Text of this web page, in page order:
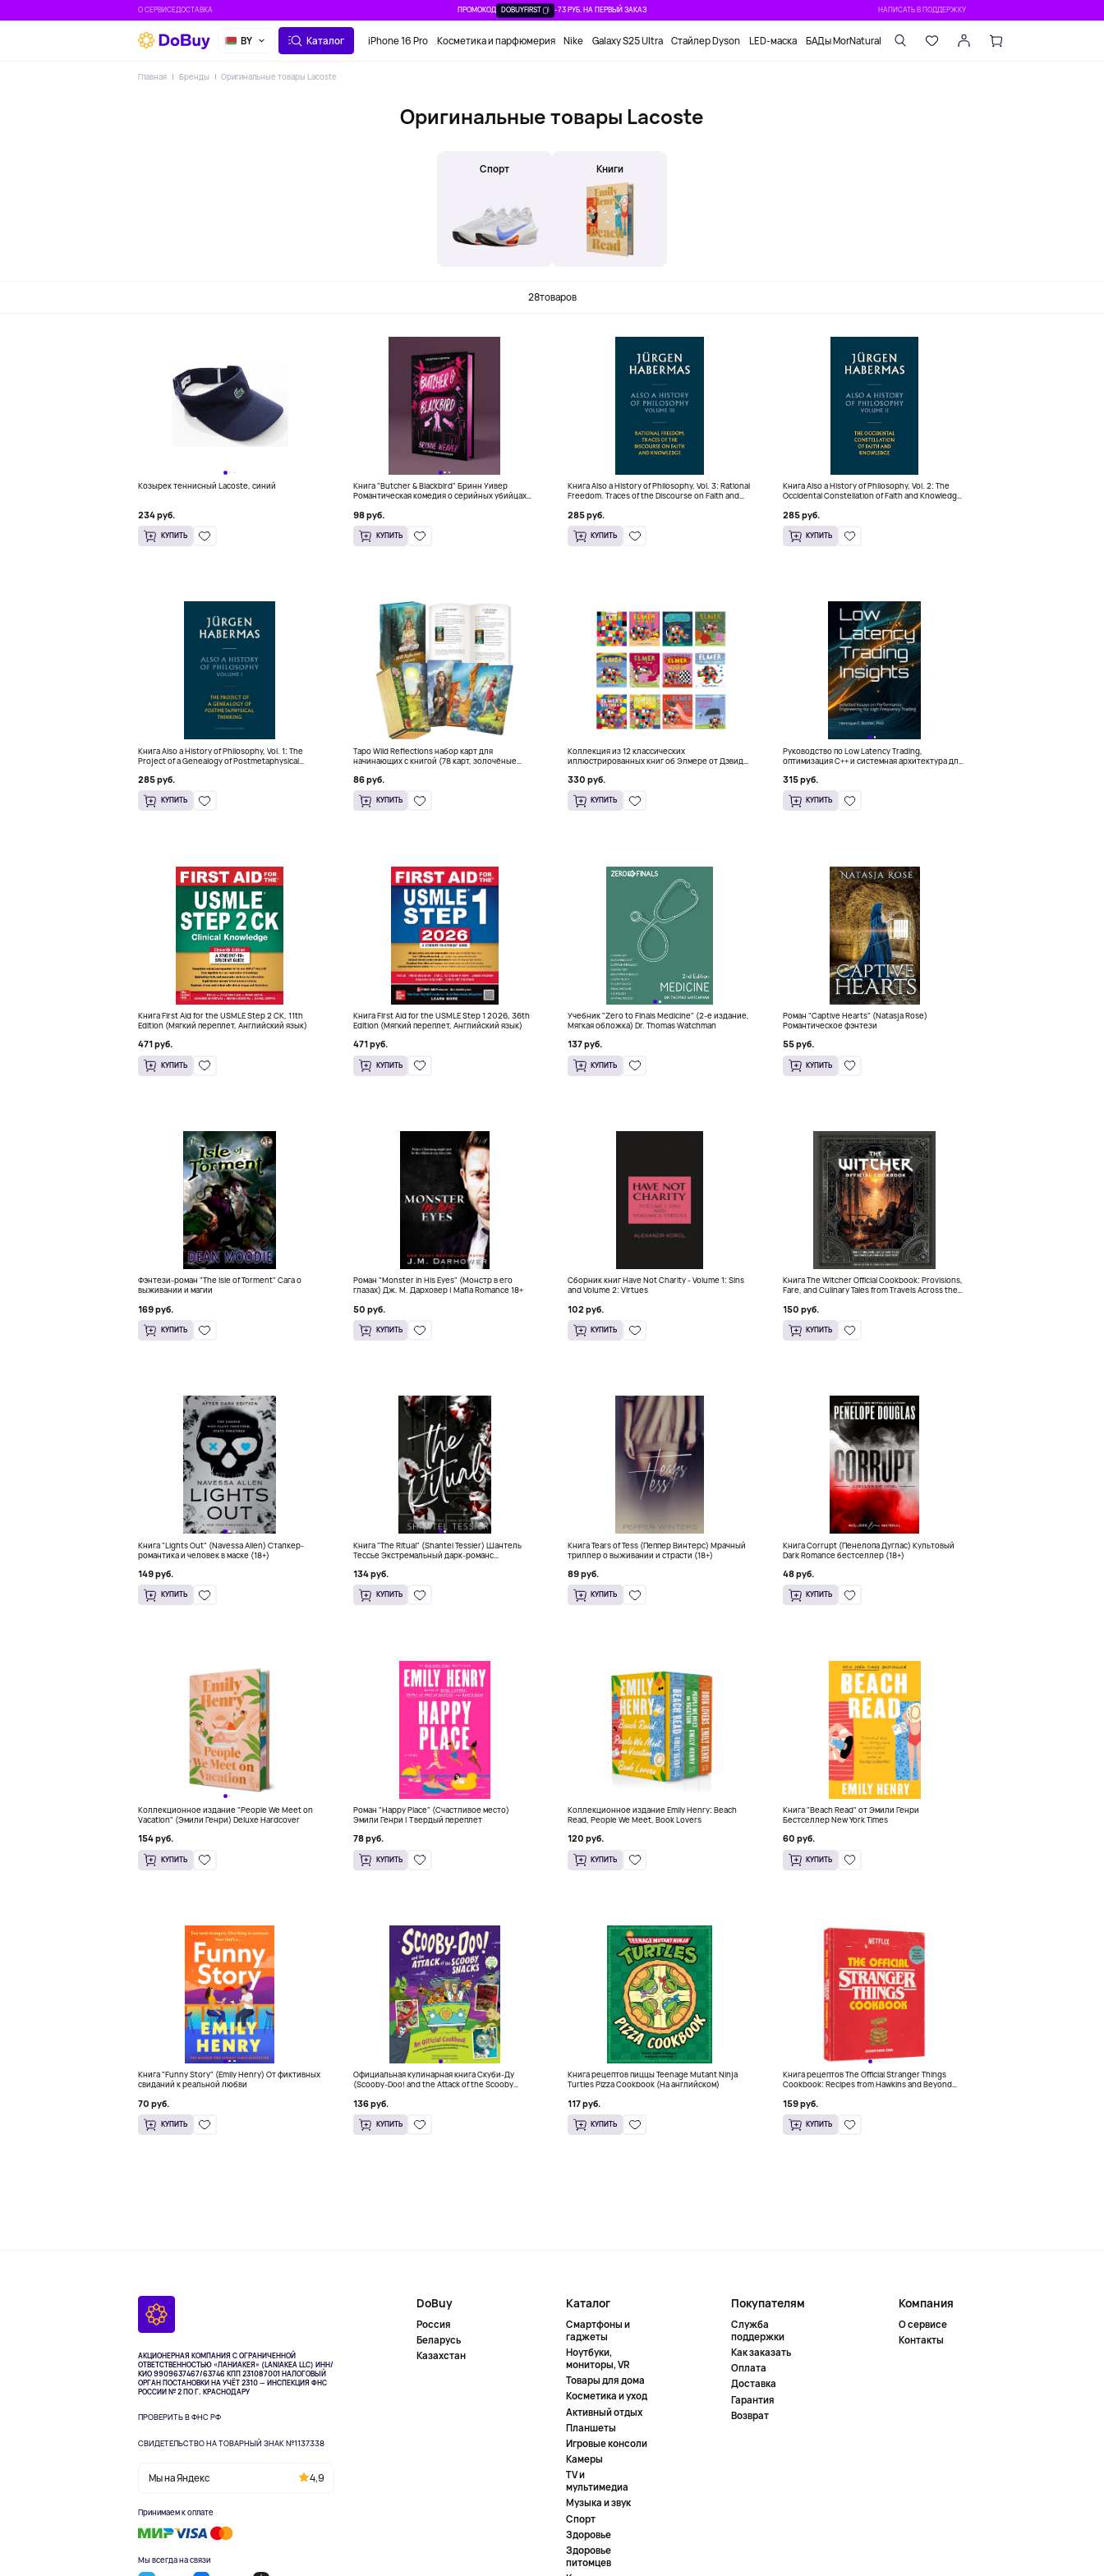
О СЕРВИСЕДОСТАВКА ПРОМОКОД DOBUYFIRST -73 РУБ. НА ПЕРВЫЙ ЗАКАЗ НАПИСАТЬ В ПОДДЕРЖКУ
BY Каталог iPhone 16 Pro Косметика и парфюмерия Nike Galaxy S25 Ultra Стайлер Dyson LED-маска БАДы MorNatural
Главная Бренды Оригинальные товары Lacoste
Оригинальные товары Lacoste
Спорт Книги
28товаров
Козырек теннисный Lacoste, синий
234 руб.
КУПИТЬ
Книга "Butcher & Blackbird" Бринн Уивер
Романтическая комедия о серийных убийцах
98 руб.
КУПИТЬ
Книга Also a History of Philosophy, Vol. 3: Rational
Freedom. Traces of the Discourse on Faith and
285 руб.
КУПИТЬ
Книга Also a History of Philosophy, Vol. 2: The
Occidental Constellation of Faith and Knowledge
285 руб.
КУПИТЬ
Книга Also a History of Philosophy, Vol. 1: The
Project of a Genealogy of Postmetaphysical
285 руб.
КУПИТЬ
Таро Wild Reflections набор карт для
начинающих с книгой (78 карт, золочёные
86 руб.
КУПИТЬ
Коллекция из 12 классических
иллюстрированных книг об Элмере от Дэвида
330 руб.
КУПИТЬ
Руководство по Low Latency Trading,
оптимизация C++ и системная архитектура для
315 руб.
КУПИТЬ
Книга First Aid for the USMLE Step 2 CK, 11th
Edition (Мягкий переплет, Английский язык)
471 руб.
КУПИТЬ
Книга First Aid for the USMLE Step 1 2026, 36th
Edition (Мягкий переплет, Английский язык)
471 руб.
КУПИТЬ
Учебник "Zero to Finals Medicine" (2-е издание,
Мягкая обложка) Dr. Thomas Watchman
137 руб.
КУПИТЬ
Роман "Captive Hearts" (Natasja Rose)
Романтическое фэнтези
55 руб.
КУПИТЬ
Фэнтези-роман "The Isle of Torment" Сага о
выживании и магии
169 руб.
КУПИТЬ
Роман "Monster in His Eyes" (Монстр в его
глазах) Дж. М. Дарховер | Mafia Romance 18+
50 руб.
КУПИТЬ
Сборник книг Have Not Charity - Volume 1: Sins
and Volume 2: Virtues
102 руб.
КУПИТЬ
Книга The Witcher Official Cookbook: Provisions,
Fare, and Culinary Tales from Travels Across the
150 руб.
КУПИТЬ
Книга "Lights Out" (Navessa Allen) Сталкер-
романтика и человек в маске (18+)
149 руб.
КУПИТЬ
Книга "The Ritual" (Shantel Tessier) Шантель
Тессье Экстремальный дарк-романс
134 руб.
КУПИТЬ
Книга Tears of Tess (Пеппер Винтерс) Мрачный
триллер о выживании и страсти (18+)
89 руб.
КУПИТЬ
Книга Corrupt (Пенелопа Дуглас) Культовый
Dark Romance бестселлер (18+)
48 руб.
КУПИТЬ
Коллекционное издание "People We Meet on
Vacation" (Эмили Генри) Deluxe Hardcover
154 руб.
КУПИТЬ
Роман "Happy Place" (Счастливое место)
Эмили Генри | Твердый переплет
78 руб.
КУПИТЬ
Коллекционное издание Emily Henry: Beach
Read, People We Meet, Book Lovers
120 руб.
КУПИТЬ
Книга "Beach Read" от Эмили Генри
Бестселлер New York Times
60 руб.
КУПИТЬ
Книга "Funny Story" (Emily Henry) От фиктивных
свиданий к реальной любви
70 руб.
КУПИТЬ
Официальная кулинарная книга Скуби-Ду
(Scooby-Doo! and the Attack of the Scooby
136 руб.
КУПИТЬ
Книга рецептов пиццы Teenage Mutant Ninja
Turtles Pizza Cookbook (На английском)
117 руб.
КУПИТЬ
Книга рецептов The Official Stranger Things
Cookbook: Recipes from Hawkins and Beyond
159 руб.
КУПИТЬ
АКЦИОНЕРНАЯ КОМПАНИЯ С ОГРАНИЧЕННОЙ
ОТВЕТСТВЕННОСТЬЮ «ЛАНИАКЕЯ» (LANIAKEA LLC) ИНН/
КИО 9909637467/63746 КПП 231087001НАЛОГОВЫЙ
ОРГАН ПОСТАНОВКИ НА УЧЁТ 2310 — ИНСПЕКЦИЯ ФНС
РОССИИ № 2 ПО Г. КРАСНОДАРУ
ПРОВЕРИТЬ В ФНС РФ
СВИДЕТЕЛЬСТВО НА ТОВАРНЫЙ ЗНАК №1137338
Мы на Яндекс 4,9
Принимаем к оплате
Мы всегда на связи
DoBuy
Россия
Беларусь
Казахстан
Каталог
Смартфоны и
гаджеты
Ноутбуки,
мониторы, VR
Товары для дома
Косметика и уход
Активный отдых
Планшеты
Игровые консоли
Камеры
TV и
мультимедиа
Музыка и звук
Спорт
Здоровье
Здоровье
питомцев
Покупателям
Служба
поддержки
Как заказать
Оплата
Доставка
Гарантия
Возврат
Компания
О сервисе
Контакты